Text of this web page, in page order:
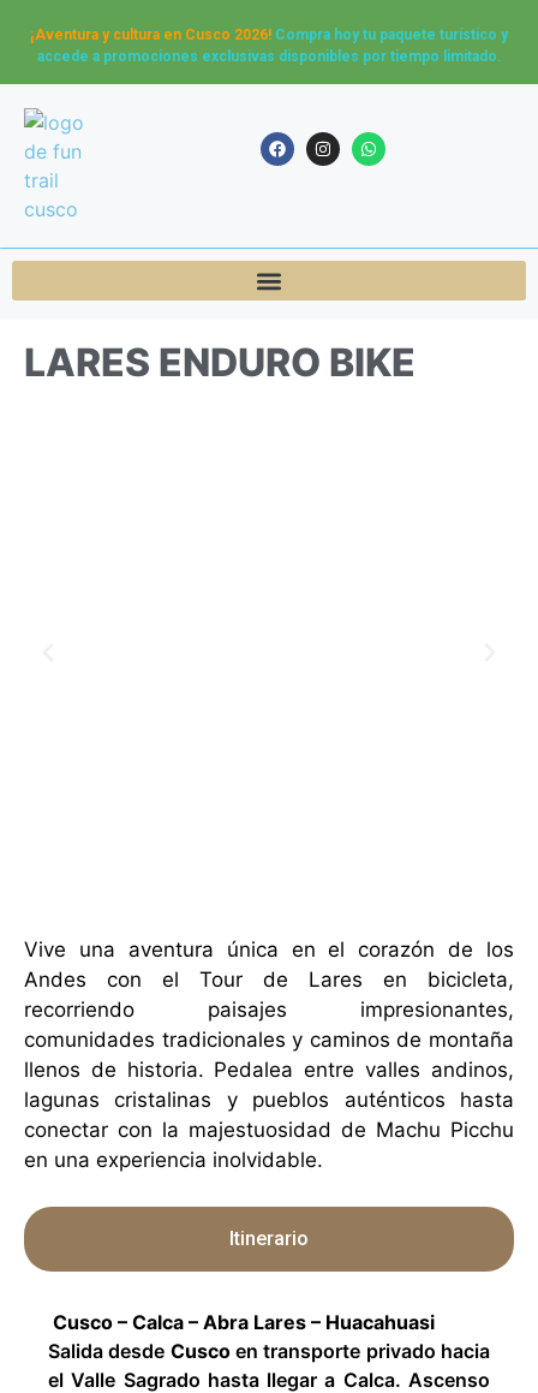
¡Aventura y cultura en Cusco 2026! Compra hoy tu paquete turístico y
accede a promociones exclusivas disponibles por tiempo limitado.
LARES ENDURO BIKE
Vive una aventura única en el corazón de los
Andes con el Tour de Lares en bicicleta,
recorriendo paisajes impresionantes,
comunidades tradicionales y caminos de montaña
llenos de historia. Pedalea entre valles andinos,
lagunas cristalinas y pueblos auténticos hasta
conectar con la majestuosidad de Machu Picchu
en una experiencia inolvidable.
Itinerario
Cusco – Calca – Abra Lares – Huacahuasi
Salida desde Cuscoen transporte privado hacia
el Valle Sagrado hasta llegar a Calca. Ascenso